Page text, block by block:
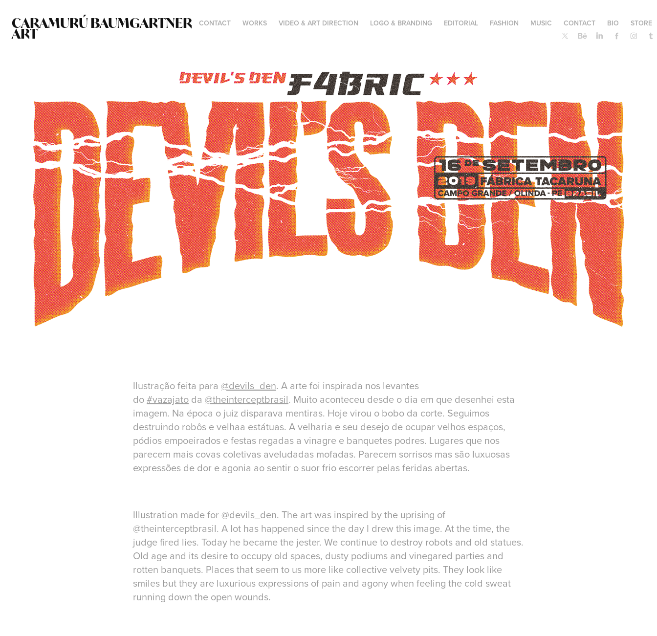
CARAMURÚ BAUMGARTNER
ART
CONTACT WORKS VIDEO & ART DIRECTION LOGO & BRANDING EDITORIAL FASHION MUSIC CONTACT BIO STORE
Ilustração feita para @devils_den. A arte foi inspirada nos levantes
do#vazajato da @theinterceptbrasil. Muito aconteceu desde o dia em que desenhei esta
imagem. Na época o juiz disparava mentiras. Hoje virou o bobo da corte. Seguimos
destruindo robôs e velhaa estátuas. A velharia e seu desejo de ocupar velhos espaços,
pódios empoeirados e festas regadas a vinagre e banquetes podres. Lugares que nos
parecem mais covas coletivas aveludadas mofadas. Parecem sorrisos mas são luxuosas
expressões de dor e agonia ao sentir o suor frio escorrer pelas feridas abertas.
Illustration made for @devils_den. The art was inspired by the uprising of
@theinterceptbrasil. A lot has happened since the day I drew this image. At the time, the
judge fired lies. Today he became the jester. We continue to destroy robots and old statues.
Old age and its desire to occupy old spaces, dusty podiums and vinegared parties and
rotten banquets. Places that seem to us more like collective velvety pits. They look like
smiles but they are luxurious expressions of pain and agony when feeling the cold sweat
running down the open wounds.